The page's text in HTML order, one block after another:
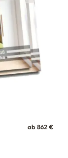
ab 862 €